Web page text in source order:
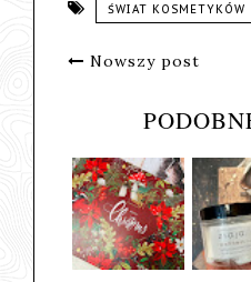
ŚWIAT KOSMETYKÓW
Nowszy post